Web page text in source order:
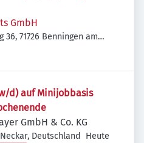
GmbH
36, 71726 Benningen am
d) auf Minijobbasis
GmbH & Co. KG
Deutschland Veröffentlicht
Heute